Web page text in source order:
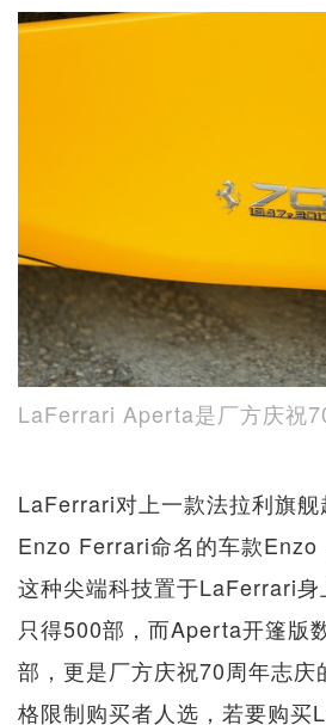
LaFerrari Aperta是厂方庆祝
LaFerrari对上一款法拉利旗舰
Enzo Ferrari命名的车款Enzo
这种尖端科技置于LaFerrari
只得500部，而Aperta开篷版
部，更是厂方庆祝70周年志庆
格限制购买者人选，若要购买